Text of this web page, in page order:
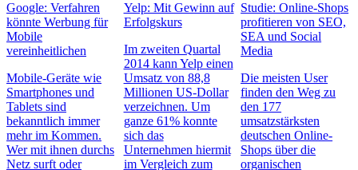
Google: Verfahren
könnte Werbung für
Mobile
vereinheitlichen
Mobile-Geräte wie
Smartphones und
Tablets sind
bekanntlich immer
mehr im Kommen.
Wer mit ihnen durchs
Netz surft oder
Yelp: Mit Gewinn auf
Erfolgskurs
Im zweiten Quartal
2014 kann Yelp einen
Umsatz von 88,8
Millionen US-Dollar
verzeichnen. Um
ganze 61% konnte
sich das
Unternehmen hiermit
im Vergleich zum
Studie: Online-Shops
profitieren von SEO,
SEA und Social
Media
Die meisten User
finden den Weg zu
den 177
umsatzstärksten
deutschen Online-
Shops über die
organischen